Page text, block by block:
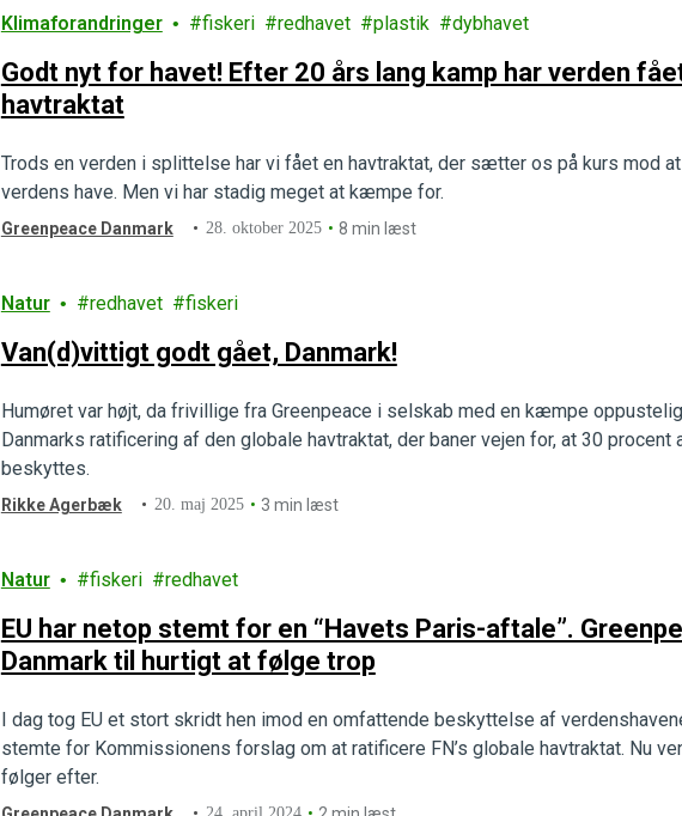
Klimaforandringer fiskeri redhavet plastik dybhavet
Godt nyt for havet! Efter 20 års lang kamp har verden
havtraktat
Trods en verden i splittelse har vi fået en havtraktat, der sætter os på kurs mod
verdens have. Men vi har stadig meget at kæmpe for.
Greenpeace Danmark 28. oktober 2025 8 min læst
Natur redhavet fiskeri
Van(d)vittigt godt gået, Danmark!
Humøret var højt, da frivillige fra Greenpeace i selskab med en kæmpe
Danmarks ratificering af den globale havtraktat, der baner vejen for, at 30 procent
beskyttes.
Rikke Agerbæk 20. maj 2025 3 min læst
Natur fiskeri redhavet
EU har netop stemt for en “Havets Paris-aftale”.
Danmark til hurtigt at følge trop
I dag tog EU et stort skridt hen imod en omfattende beskyttelse af
stemte for Kommissionens forslag om at ratificere FN’s globale havtraktat. Nu
følger efter.